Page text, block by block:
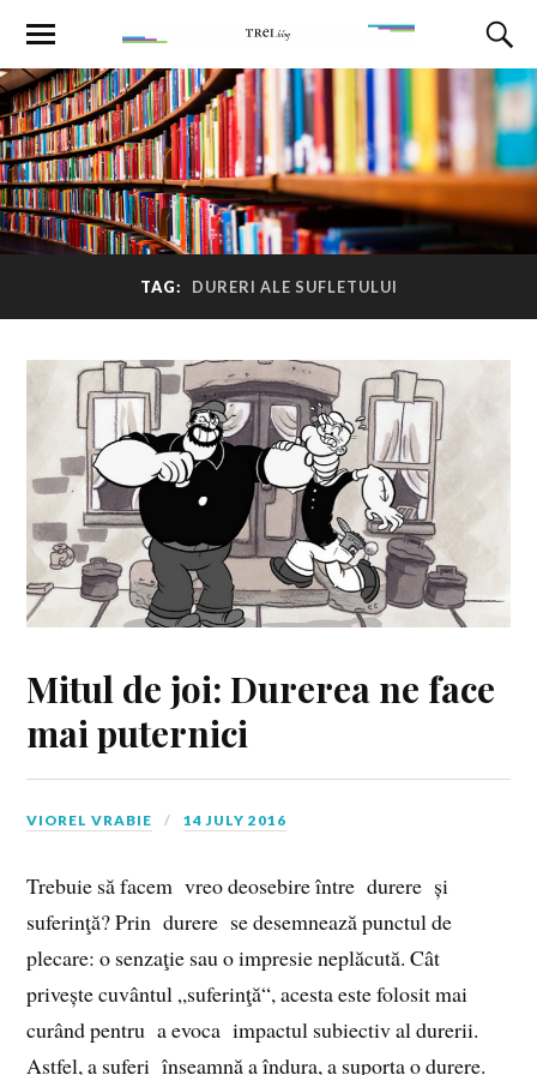
TAG: DURERI ALE SUFLETULUI
Mitul de joi: Durerea ne face
mai puternici
VIOREL VRABIE 14 JULY 2016
Trebuie să facem vreo deosebire între durere și
suferinţă? Prin durere se desemnează punctul de
plecare: o senzaţie sau o impresie neplăcută. Cât
privește cuvântul „suferinţă“, acesta este folosit mai
curând pentru a evoca impactul subiectiv al durerii.
Astfel, a suferi înseamnă a îndura, a suporta o durere.